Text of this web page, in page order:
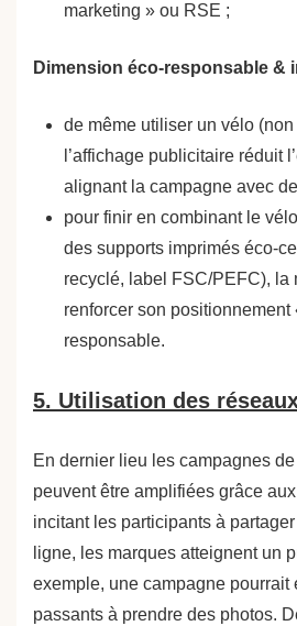
marketing » ou RSE ;
Dimension éco-responsable &
de même utiliser un vélo
l’affichage publicitaire réduit
alignant la campagne avec
pour finir en combinant le
des supports imprimés éco-
recyclé, label FSC/PEFC), la
renforcer son positionnement
responsable.
5. Utilisation des
En dernier lieu les campagnes
peuvent être amplifiées grâce
incitant les participants à
ligne, les marques atteignent un
exemple, une campagne pourrait
passants à prendre des photos.